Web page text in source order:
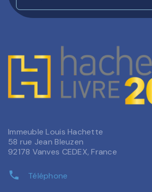
Immeuble Louis Hachette
58 rue Jean Bleuzen
92178 Vanves CEDEX, France
phone Téléphone